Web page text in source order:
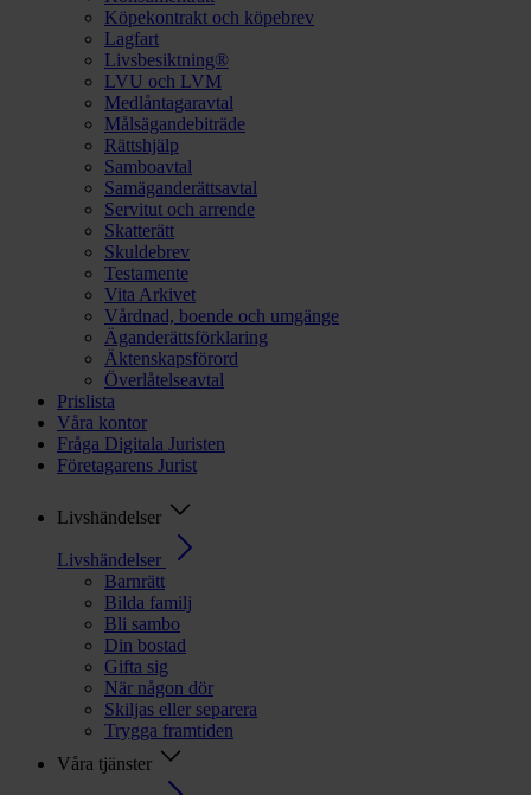
Köpekontrakt och köpebrev
Lagfart
Livsbesiktning®
LVU och LVM
Medlåntagaravtal
Målsägandebiträde
Rättshjälp
Samboavtal
Samäganderättsavtal
Servitut och arrende
Skatterätt
Skuldebrev
Testamente
Vita Arkivet
Vårdnad, boende och umgänge
Äganderättsförklaring
Äktenskapsförord
Överlåtelseavtal
Prislista
Våra kontor
Fråga Digitala Juristen
Företagarens Jurist
Livshändelser
Livshändelser
Barnrätt
Bilda familj
Bli sambo
Din bostad
Gifta sig
När någon dör
Skiljas eller separera
Trygga framtiden
Våra tjänster